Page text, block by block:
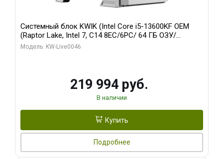
Системный блок KWIK (Intel Core i5-13600KF OEM
(Raptor Lake, Intel 7, C14 8EC/6PC/ 64 ГБ ОЗУ/
Gigabyte RTX5060Ti GAMING OC 8GB GDDR7 128bit
Модель: KW-Live0046
219 994 руб.
В наличии
Купить
Подробнее